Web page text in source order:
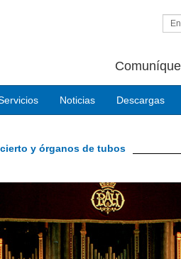
Noticias Descargas
y órganos de tubos